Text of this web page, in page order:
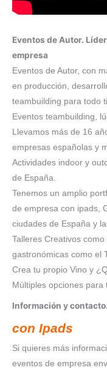
Eventos de Autor.
empresa
Eventos de Autor, con
en producción,
teambuilding para todo
Eventos teambuilding,
Llevamos más de 16
empresas españolas y
Actividades indoor y
de España.
Tenemos un amplio
de empresa con ipads,
ciudades de España y
Talleres Creativos
gastronómicas como el
Crea tu propio Vino y
Múltiples opciones para
Información y contacto.
con Ipads
Si quieres más
eventos de empresa